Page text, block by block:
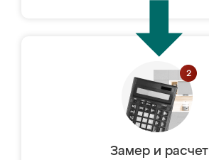
Замер и расчет